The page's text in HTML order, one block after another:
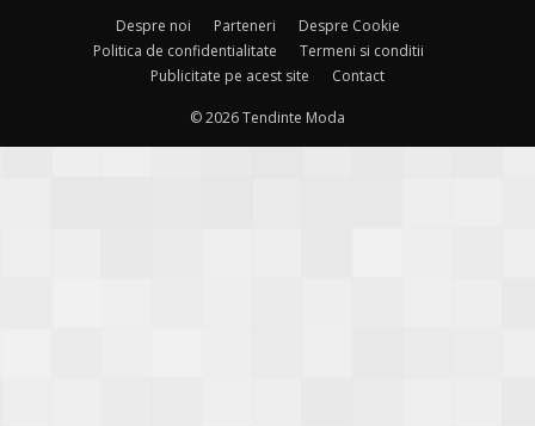
Despre noi Parteneri
Despre Cookie
Politica de confidentialitate
Termeni si conditii
Publicitate pe acest site
Contact
© 2026 Tendinte Moda